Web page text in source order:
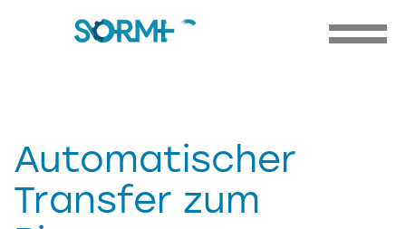
Automatischer
Transfer zum